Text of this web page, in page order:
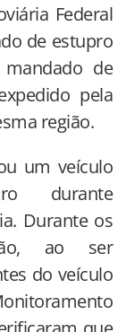
Federal
de estupro
de
pela
região.
um veículo
durante
Durante os
ao ser
do veículo